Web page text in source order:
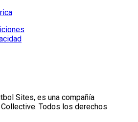
Sites, es una compañía
Todos los derechos